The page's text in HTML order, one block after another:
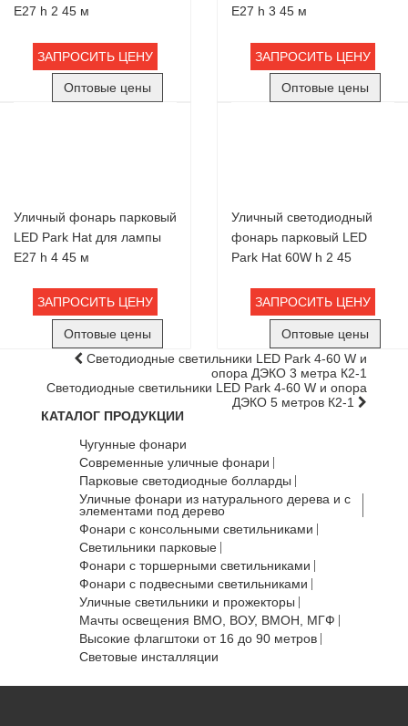
Е27 h 2 45 м
ЗАПРОСИТЬ ЦЕНУ
Оптовые цены
Е27 h 3 45 м
ЗАПРОСИТЬ ЦЕНУ
Оптовые цены
Уличный фонарь парковый
LED Park Hat для лампы
Е27 h 4 45 м
ЗАПРОСИТЬ ЦЕНУ
Оптовые цены
Уличный светодиодный
фонарь парковый LED
Park Hat 60W h 2 45
ЗАПРОСИТЬ ЦЕНУ
Оптовые цены
Светодиодные светильники LED Park 4-60 W и
опора ДЭКО 3 метра К2-1
Светодиодные светильники LED Park 4-60 W и опора
ДЭКО 5 метров К2-1
КАТАЛОГ ПРОДУКЦИИ
Чугунные фонари
Современные уличные фонари
Парковые светодиодные болларды
Уличные фонари из натурального дерева и с
элементами под дерево
Фонари с консольными светильниками
Светильники парковые
Фонари с торшерными светильниками
Фонари с подвесными светильниками
Уличные светильники и прожекторы
Мачты освещения ВМО, ВОУ, ВМОН, МГФ
Высокие флагштоки от 16 до 90 метров
Световые инсталляции